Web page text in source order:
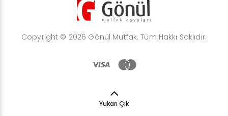
Copyright © 2026 Gönül Mutfak. Tüm Hakkı Saklıdır.
Yukarı Çık